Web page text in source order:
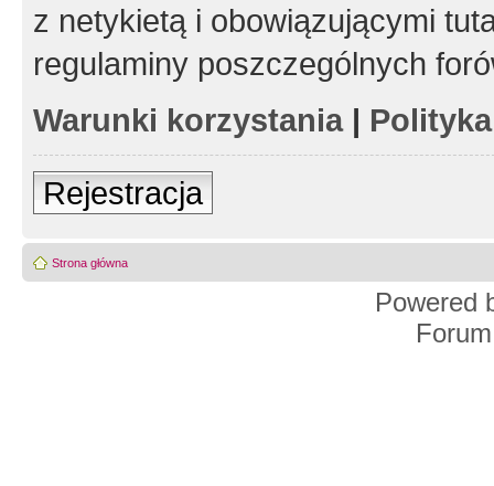
z netykietą i obowiązującymi
regulaminy poszczególnych
Warunki korzystania|
Rejestracja
Strona główna
Powered